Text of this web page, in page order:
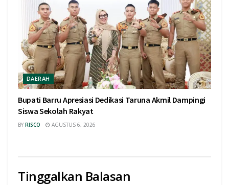
DAERAH
Bupati Barru Apresiasi Dedikasi Taruna Akmil Dampingi
Siswa Sekolah Rakyat
BY RISCO AGUSTUS 6, 2026
Tinggalkan Balasan